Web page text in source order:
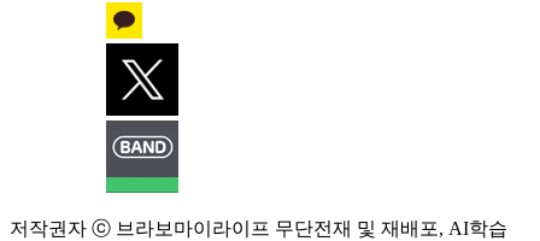
저작권자 ⓒ 브라보마이라이프 무단전재 및 재배포, AI학습